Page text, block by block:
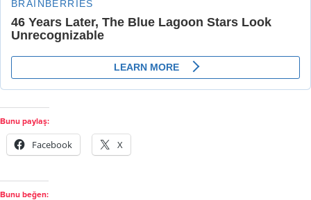
Bunu paylaş:
Facebook X
Bunu beğen: